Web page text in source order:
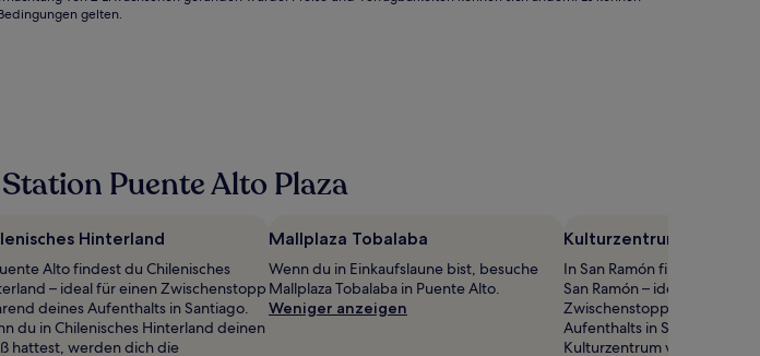
gelten.
Puente Alto Plaza
Hinterland
Alto findest du Chilenisches
– ideal für einen Zwischenstopp
deines Aufenthalts in Santiago.
du in Chilenisches Hinterland deinen
hattest, werden dich die
Mallplaza Tobalaba
Wenn du in Einkaufslaune bist, besuche
Mallplaza Tobalaba in Puente Alto.
Weniger anzeigen
Kulturzentrum von San
In San Ramón findest du
San Ramón – ideal für einen
Zwischenstopp während
Aufenthalts in Santiago.
Kulturzentrum von San